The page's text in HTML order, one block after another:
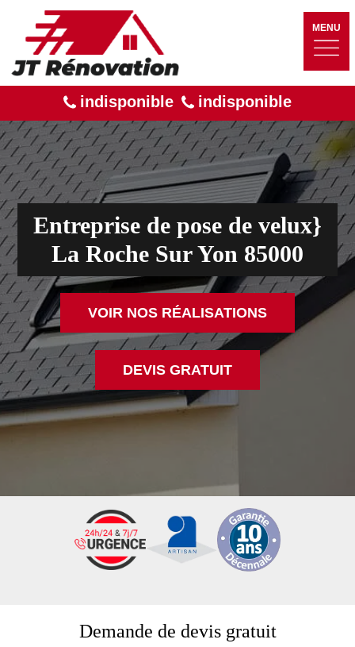
MENU
indisponible indisponible
Entreprise de pose de velux}
La Roche Sur Yon 85000
VOIR NOS RÉALISATIONS
DEVIS GRATUIT
Demande de devis gratuit